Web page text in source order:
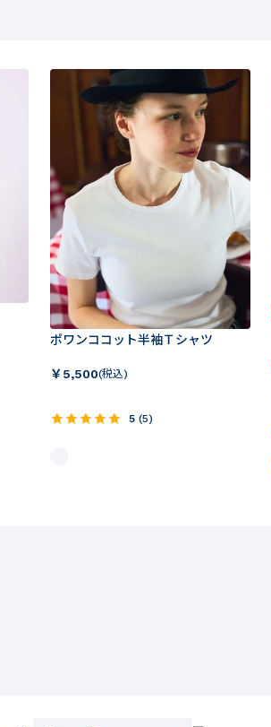
ポワンココット半袖Ｔシャツ
￥5,500(税込)
5 (5)